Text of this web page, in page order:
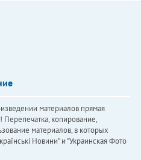
материалов прямая
Перепечатка, копирование,
материалов, в которых
Новини" и "Украинская Фото